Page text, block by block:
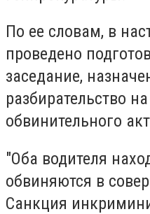
По ее словам, в
проведено
заседание,
разбирательство
обвинительного
"Оба водителя
обвиняются в
Санкция